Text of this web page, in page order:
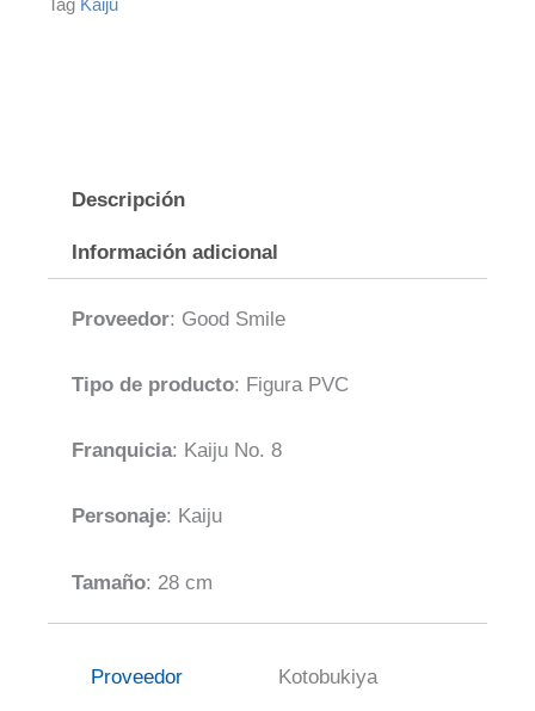
Tag Kaiju
Descripción
Información adicional
Proveedor: Good Smile
Tipo de producto: Figura PVC
Franquicia: Kaiju No. 8
Personaje: Kaiju
Tamaño: 28 cm
Proveedor Kotobukiya